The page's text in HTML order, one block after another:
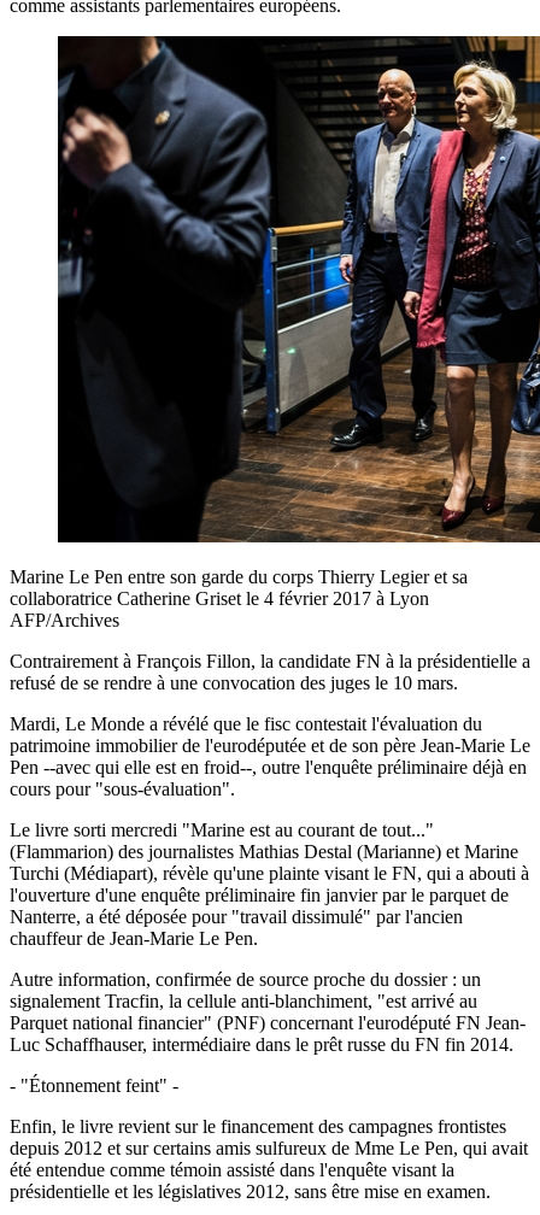
comme assistants parlementaires européens.
Marine Le Pen entre son garde du corps Thierry Legier et sa
collaboratrice Catherine Griset le 4 février 2017 à Lyon
AFP/Archives
Contrairement à François Fillon, la candidate FN à la présidentielle a
refusé de se rendre à une convocation des juges le 10 mars.
Mardi, Le Monde a révélé que le fisc contestait l'évaluation du
patrimoine immobilier de l'eurodéputée et de son père Jean-Marie Le
Pen --avec qui elle est en froid--, outre l'enquête préliminaire déjà en
cours pour "sous-évaluation".
Le livre sorti mercredi "Marine est au courant de tout..."
(Flammarion) des journalistes Mathias Destal (Marianne) et Marine
Turchi (Médiapart), révèle qu'une plainte visant le FN, qui a abouti à
l'ouverture d'une enquête préliminaire fin janvier par le parquet de
Nanterre, a été déposée pour "travail dissimulé" par l'ancien
chauffeur de Jean-Marie Le Pen.
Autre information, confirmée de source proche du dossier : un
signalement Tracfin, la cellule anti-blanchiment, "est arrivé au
Parquet national financier" (PNF) concernant l'eurodéputé FN Jean-
Luc Schaffhauser, intermédiaire dans le prêt russe du FN fin 2014.
- "Étonnement feint" -
Enfin, le livre revient sur le financement des campagnes frontistes
depuis 2012 et sur certains amis sulfureux de Mme Le Pen, qui avait
été entendue comme témoin assisté dans l'enquête visant la
présidentielle et les législatives 2012, sans être mise en examen.